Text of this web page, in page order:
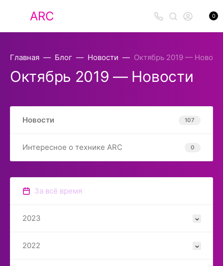
ARC 0
Главная Блог Новости Октябрь 2019 —
Октябрь 2019 — Новости
Новости 107
Интересное о технике ARC 0
За всё время
2023
2022